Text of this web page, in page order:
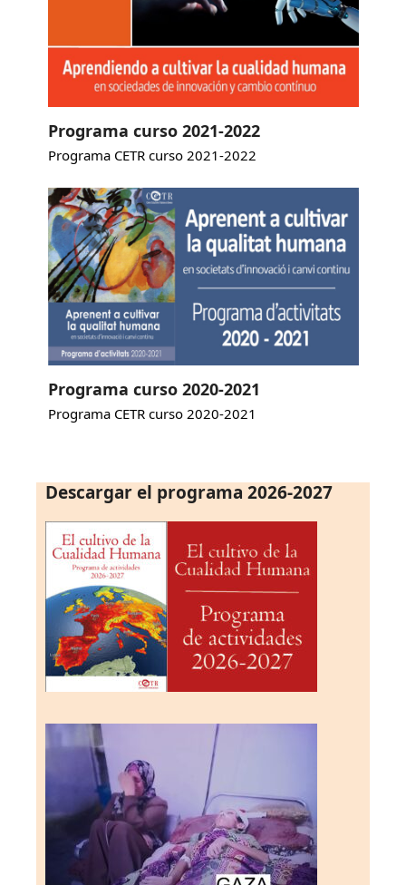
Programa curso 2021-2022
Programa CETR curso 2021-2022
Programa curso 2020-2021
Programa CETR curso 2020-2021
Descargar el programa 2026-2027